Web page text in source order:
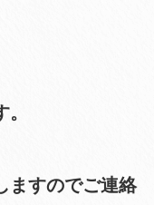
ますのでご連絡